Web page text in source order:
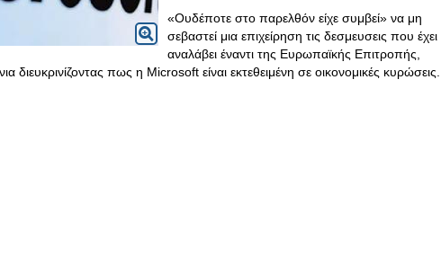
«Ουδέποτε στο παρελθόν είχε συμβεί» να μη
σεβαστεί μια επιχείρηση τις δεσμευσεις που έχει
αναλάβει έναντι της Ευρωπαϊκής Επιτροπής,
διευκρινίζοντας πως η Microsoft είναι εκτεθειμένη σε οικονομικές κυρώσεις.